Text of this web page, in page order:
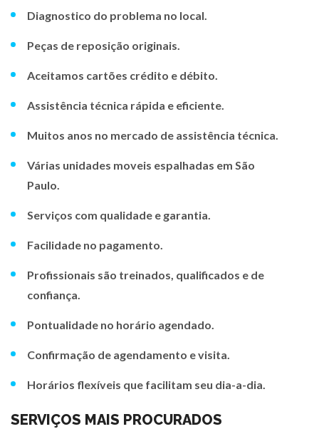
Diagnostico do problema no local.
Peças de reposição originais.
Aceitamos cartões crédito e débito.
Assistência técnica rápida e eficiente.
Muitos anos no mercado de assistência técnica.
Várias unidades moveis espalhadas em São
Paulo.
Serviços com qualidade e garantia.
Facilidade no pagamento.
Profissionais são treinados, qualificados e de
confiança.
Pontualidade no horário agendado.
Confirmação de agendamento e visita.
Horários flexíveis que facilitam seu dia-a-dia.
SERVIÇOS MAIS PROCURADOS